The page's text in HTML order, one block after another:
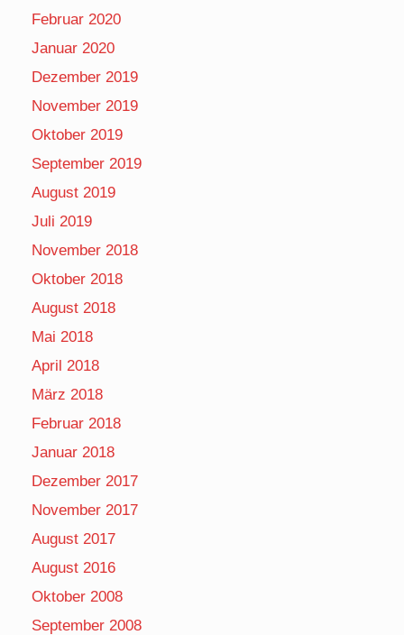
Februar 2020
Januar 2020
Dezember 2019
November 2019
Oktober 2019
September 2019
August 2019
Juli 2019
November 2018
Oktober 2018
August 2018
Mai 2018
April 2018
März 2018
Februar 2018
Januar 2018
Dezember 2017
November 2017
August 2017
August 2016
Oktober 2008
September 2008